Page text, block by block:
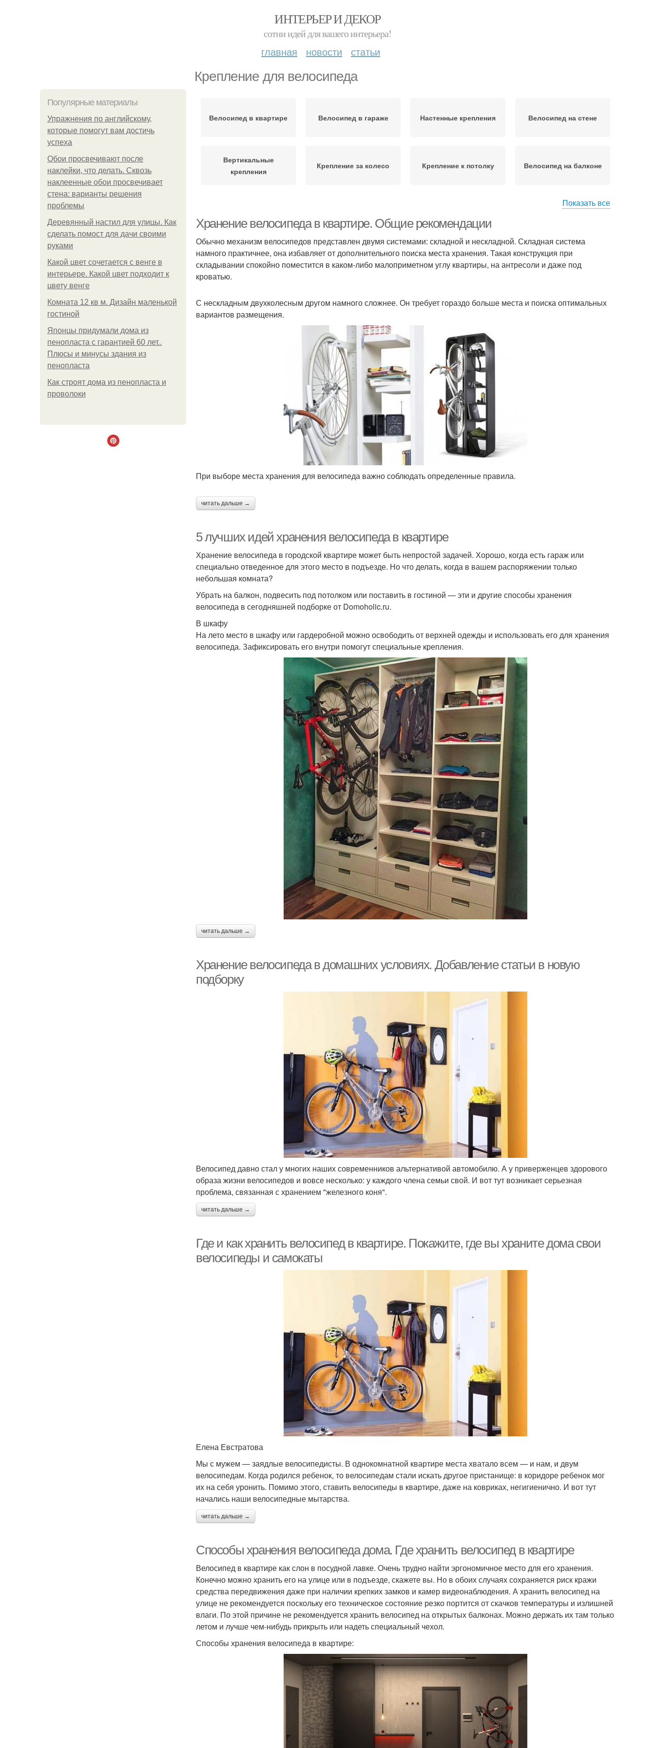
ИНТЕРЬЕР И ДЕКОР
сотни идей для вашего интерьера!
главная новости статьи
Крепление для велосипеда
Популярные материалы
Упражнения по английскому,
которые помогут вам достичь
успеха
Обои просвечивают после
наклейки, что делать. Сквозь
наклеенные обои просвечивает
стена: варианты решения
проблемы
Деревянный настил для улицы. Как
сделать помост для дачи своими
руками
Какой цвет сочетается с венге в
интерьере. Какой цвет подходит к
цвету венге
Комната 12 кв м. Дизайн маленькой
гостиной
Японцы придумали дома из
пенопласта с гарантией 60 лет..
Плюсы и минусы здания из
пенопласта
Как строят дома из пенопласта и
проволоки
Велосипед в квартире Велосипед в гараже Настенные крепления Велосипед на стене
Вертикальные
крепления
Крепление за колесо Крепление к потолку Велосипед на балконе
лестничной площадке
Велосипед в коридоре
Мебель для
велосипедов
Кронштейн для
велосипеда
Шкаф для велосипеда
Велосипед в домашних
условиях
Велосипед к потолку Тент для велосипеда Сумка для велосипеда
Велосипед на потолке Велосипед на стену
Замки для велосипеда
Крепление для
хранения
Потолочное крепление
Показать все
Хранение велосипеда в квартире. Общие рекомендации
Обычно механизм велосипедов представлен двумя системами: складной и нескладной. Складная система
намного практичнее, она избавляет от дополнительного поиска места хранения. Такая конструкция при
складывании спокойно поместится в каком-либо малоприметном углу квартиры, на антресоли и даже под
кроватью.
С нескладным двухколесным другом намного сложнее. Он требует гораздо больше места и поиска оптимальных
вариантов размещения.
При выборе места хранения для велосипеда важно соблюдать определенные правила.
читать дальше →
5 лучших идей хранения велосипеда в квартире
Хранение велосипеда в городской квартире может быть непростой задачей. Хорошо, когда есть гараж или
специально отведенное для этого место в подъезде. Но что делать, когда в вашем распоряжении только
небольшая комната?
Убрать на балкон, подвесить под потолком или поставить в гостиной — эти и другие способы хранения
велосипеда в сегодняшней подборке от Domoholic.ru.
В шкафу
На лето место в шкафу или гардеробной можно освободить от верхней одежды и использовать его для хранения
велосипеда. Зафиксировать его внутри помогут специальные крепления.
читать дальше →
Хранение велосипеда в домашних условиях. Добавление статьи в новую
подборку
Велосипед давно стал у многих наших современников альтернативой автомобилю. А у приверженцев здорового
образа жизни велосипедов и вовсе несколько: у каждого члена семьи свой. И вот тут возникает серьезная
проблема, связанная с хранением "железного коня".
читать дальше →
Где и как хранить велосипед в квартире. Покажите, где вы храните дома свои
велосипеды и самокаты
Елена Евстратова
Мы с мужем — заядлые велосипедисты. В однокомнатной квартире места хватало всем — и нам, и двум
велосипедам. Когда родился ребенок, то велосипедам стали искать другое пристанище: в коридоре ребенок мог
их на себя уронить. Помимо этого, ставить велосипеды в квартире, даже на ковриках, негигиенично. И вот тут
начались наши велосипедные мытарства.
читать дальше →
Способы хранения велосипеда дома. Где хранить велосипед в квартире
Велосипед в квартире как слон в посудной лавке. Очень трудно найти эргономичное место для его хранения.
Конечно можно хранить его на улице или в подъезде, скажете вы. Но в обоих случаях сохраняется риск кражи
средства передвижения даже при наличии крепких замков и камер видеонаблюдения. А хранить велосипед на
улице не рекомендуется поскольку его техническое состояние резко портится от скачков температуры и излишней
влаги. По этой причине не рекомендуется хранить велосипед на открытых балконах. Можно держать их там только
летом и лучше чем-нибудь прикрыть или надеть специальный чехол.
Способы хранения велосипеда в квартире: